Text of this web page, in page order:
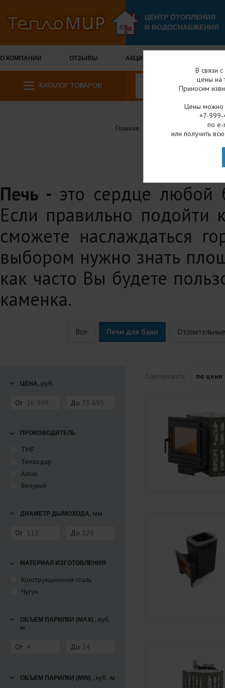
ЦЕНТР ОТОПЛЕНИЯ
И ВОДОСНАБЖЕНИЯ
О КОМПАНИИ ОТЗЫВЫ АКЦИИ И СКИДКИ
КАТАЛОГ ТОВАРОВ
Главная Каталог товаров
Печь - это сердце любой
Если правильно
сможете наслаждаться
выбором нужно знать
как часто Вы будете
каменка.
Все Печи для бани
ЦЕНА, руб.
От До
ПРОИЗВОДИТЕЛЬ
TMF
Теплодар
Aston
Везувий
ДИАМЕТР ДЫМОХОДА, мм
От До
МАТЕРИАЛ ИЗГОТОВЛЕНИЯ
Конструкционная сталь
Чугун
ОБЪЕМ ПАРИЛКИ (MAX) , куб.
м
От До
ОБЪЕМ ПАРИЛКИ (MIN) , куб. м
Сортировать: по цене
В связи
цены на
Приносим
Цены можно
+7-
по
или получить